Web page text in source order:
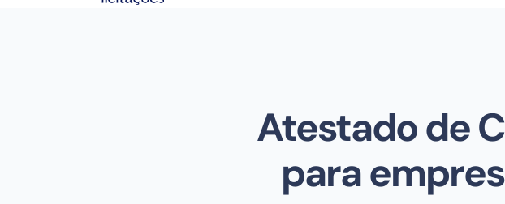
Atestado de
para